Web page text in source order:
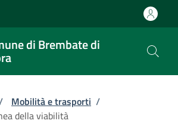
di Brembate di
pane
Mobilità e trasporti /
della viabilità